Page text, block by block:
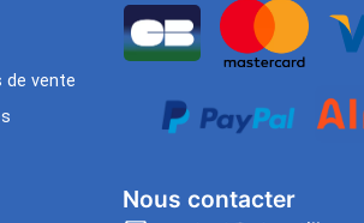
de vente
Nous contacter